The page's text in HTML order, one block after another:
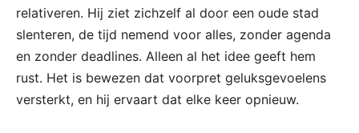
relativeren. Hij ziet zichzelf al door een oude stad
slenteren, de tijd nemend voor alles, zonder agenda
en zonder deadlines. Alleen al het idee geeft hem
rust. Het is bewezen dat voorpret geluksgevoelens
versterkt, en hij ervaart dat elke keer opnieuw.